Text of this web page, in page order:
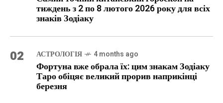
тиждень з 2 по 8 лютого 2026 року для всіх
знаків Зодіаку
02 АСТРОЛОГІЯ 4 months ago
Фортуна вже обрала їх: цим знакам Зодіаку
Таро обіцяє великий прорив наприкінці
березня